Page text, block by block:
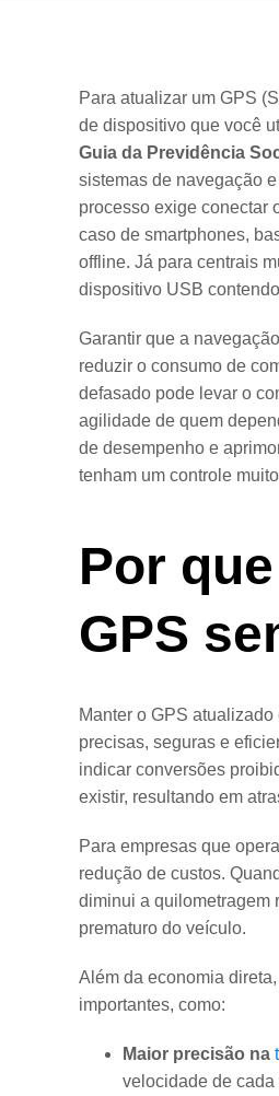
Para atualizar um GPS
de dispositivo que você
Guia da Previdência
sistemas de navegação
processo exige conectar
caso de smartphones,
offline. Já para centrais
dispositivo USB
Garantir que a
reduzir o consumo de
defasado pode levar o
agilidade de quem
de desempenho e
tenham um controle
Por
GPS
Manter o GPS
precisas, seguras e
indicar conversões
existir, resultando em
Para empresas que
redução de custos.
diminui a quilometragem
prematuro do veículo.
Além da economia
importantes, como:
Maior precisão na
velocidade de cada